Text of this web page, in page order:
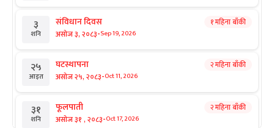
३
शनि
संविधान दिवस
असोज ३, २०८३-Sep 19, 2026
१ महिना बाँकी
२५
आइत
घटस्थापना
असोज २५, २०८३-Oct 11, 2026
२ महिना बाँकी
३१
शनि
फूलपाती
असोज ३१ , २०८३-Oct 17, 2026
२ महिना बाँकी